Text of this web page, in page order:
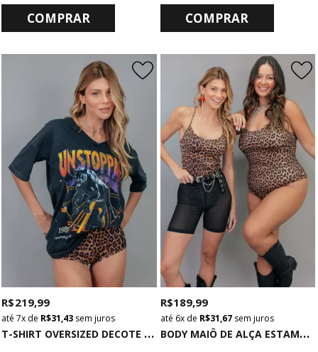
COMPRAR COMPRAR
T
-SHIRT OVERSIZED DECOTE V PRETO UNSTOPPABLE
R$ 219,99
7x de R$ 31,43 sem juros
B
ODY MAIÔ DE ALÇA ESTAMPADO ONCINHA
R$ 189,99
6xde R$ 31,67sem juros